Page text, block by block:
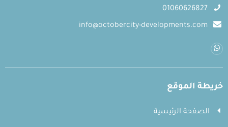
01060626827
info@octobercity-developments.com
خريطة الموقع
الصفحة الرئيسية